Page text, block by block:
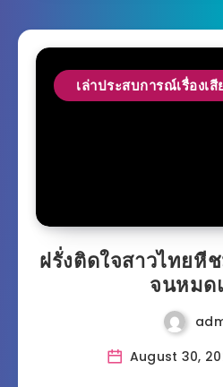
เล่าประสบการณ์เรื่องเสี
ฝรั่งติดใจสาวไทยหี
จนหมด
August 30,